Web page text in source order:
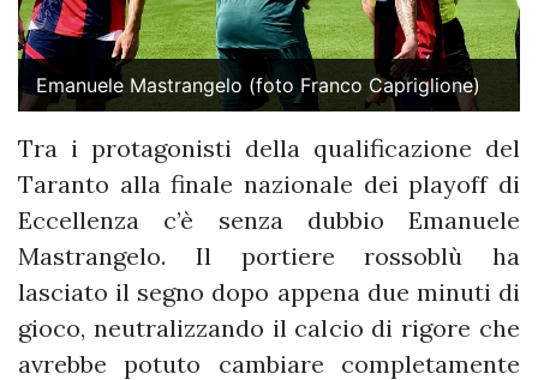
Emanuele Mastrangelo (foto Franco Capriglione)
Tra i protagonisti della qualificazione del
Taranto alla finale nazionale dei playoff di
Eccellenza c’è senza dubbio Emanuele
Mastrangelo. Il portiere rossoblù ha
lasciato il segno dopo appena due minuti di
gioco, neutralizzando il calcio di rigore che
avrebbe potuto cambiare completamente